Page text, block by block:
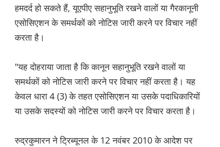
हमदर्द हो सकते हैं, यूएपीए सहानुभूति रखने वालों या गैरकानूनी
एसोसिएशन के समर्थकों को नोटिस जारी करने पर विचार नहीं
करता है।
"यह दोहराया जाता है कि कानून सहानुभूति रखने वालों या
समर्थकों को नोटिस जारी करने पर विचार नहीं करता है। यह
केवल धारा 4 (3) के तहत एसोसिएशन या उसके पदाधिकारियों
या उसके सदस्यों को नोटिस जारी करने पर विचार करता है।
रुद्रकुमारन ने ट्रिब्यूनल के 12 नवंबर 2010 के आदेश पर